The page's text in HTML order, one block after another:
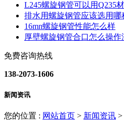
L245螺旋钢管可以用Q235
排水用螺旋钢管应该选用哪
16mn螺旋钢管性能怎么样
厚壁螺旋钢管合口怎么操作
免费咨询热线
138-2073-1606
新闻资讯
您的位置 : 网站首页 > 新闻资讯 >